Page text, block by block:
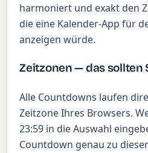
harmoniert und exakt den
die eine Kalender-App für
anzeigen würde.
Zeitzonen — das sollten
Alle Countdowns laufen
Zeitzone Ihres Browsers.
23:59 in die Auswahl
Countdown genau zu